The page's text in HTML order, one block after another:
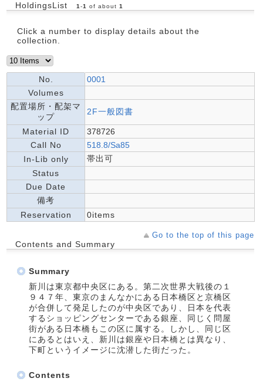
HoldingsList 1-1 of about 1
Click a number to display details about the
collection.
No.
0001
Volumes
配置場所・配架マ
ップ
2F一般図書
Material ID
378726
Call No
518.8/Sa85
In-Lib only
帯出可
Status
Due Date
備考
Reservation
0items
Go to the top of this page
Contents and Summary
Summary
新川は東京都中央区にある。第二次世界大戦後の１
９４７年、東京のまんなかにある日本橋区と京橋区
が合併して発足したのが中央区であり、日本を代表
するショッピングセンターである銀座、同じく問屋
街がある日本橋もこの区に属する。しかし、同じ区
にあるとはいえ、新川は銀座や日本橋とは異なり、
下町というイメージに沈潜した街だった。
Contents